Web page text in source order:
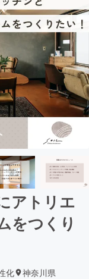
アトリエ
をつくり
化 神奈川県